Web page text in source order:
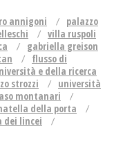
annigoni
palazzo
villa ruspoli
gabriella greison
flusso di
e della ricerca
strozzi
università
montanari
della porta
dei lincei